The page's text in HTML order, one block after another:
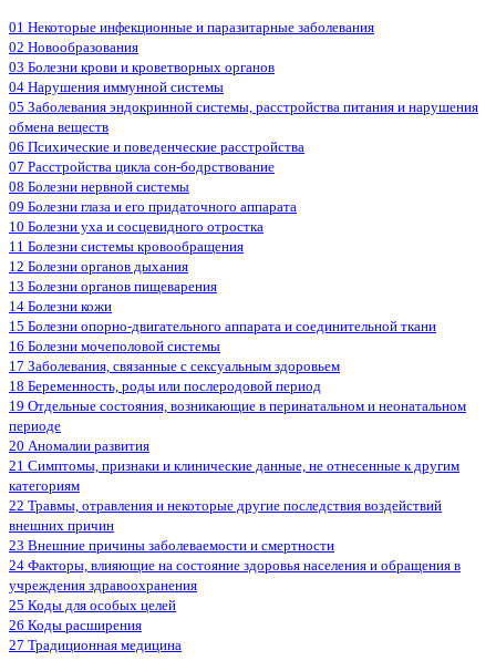
01 Некоторые инфекционные и паразитарные заболевания
02 Новообразования
03 Болезни крови и кроветворных органов
04 Нарушения иммунной системы
05 Заболевания эндокринной системы, расстройства питания и нарушения
обмена веществ
06 Психические и поведенческие расстройства
07 Расстройства цикла сон-бодрствование
08 Болезни нервной системы
09 Болезни глаза и его придаточного аппарата
10 Болезни уха и сосцевидного отростка
11 Болезни системы кровообращения
12 Болезни органов дыхания
13 Болезни органов пищеварения
14 Болезни кожи
15 Болезни опорно-двигательного аппарата и соединительной ткани
16 Болезни мочеполовой системы
17 Заболевания, связанные с сексуальным здоровьем
18 Беременность, роды или послеродовой период
19 Отдельные состояния, возникающие в перинатальном и неонатальном
периоде
20 Аномалии развития
21 Симптомы, признаки и клинические данные, не отнесенные к другим
категориям
22 Травмы, отравления и некоторые другие последствия воздействий
внешних причин
23 Внешние причины заболеваемости и смертности
24 Факторы, влияющие на состояние здоровья населения и обращения в
учреждения здравоохранения
25 Коды для особых целей
26 Коды расширения
27 Традиционная медицина